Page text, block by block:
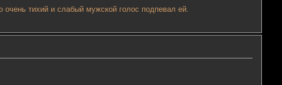
тихий и слабый мужской голос подпевал ей.